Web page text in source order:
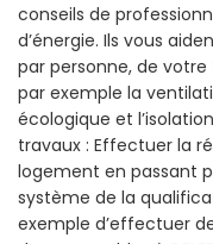
conseils de
d’énergie. Ils vous
par personne, de votre
par exemple la
écologique et
travaux : Effectuer la
logement en passant
système de la
exemple d’effectuer